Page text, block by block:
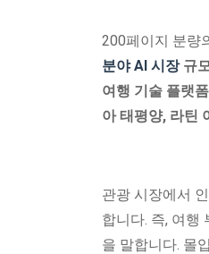
200페이지 분량
분야 AI 시장규
여행 기술 플랫
아 태평양, 라틴
관광 시장에서
합니다. 즉, 여행
을 말합니다. 몰